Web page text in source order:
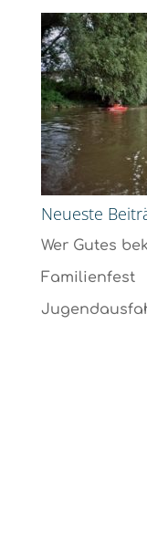
Neueste
Wer Gutes
Familienfest